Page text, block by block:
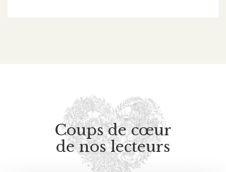
Coups de cœur
de nos lecteurs